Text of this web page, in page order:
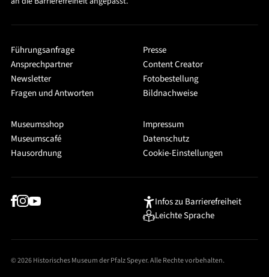
Führungsanfrage
Ansprechpartner
Newsletter
Fragen und Antworten
Presse
Content Creator
Fotobestellung
Bildnachweise
Museumsshop
Museumscafé
Hausordnung
Impressum
Datenschutz
Cookie-Einstellungen
Infos zu Barrierefreiheit
Leichte Sprache
© 2026 Historisches Museum der Pfalz Speyer. Alle Rechte vorbehalten.